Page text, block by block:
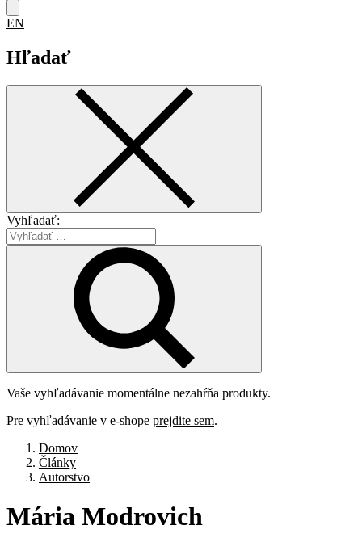
EN
Hľadať
Vyhľadať:
Vaše vyhľadávanie momentálne nezahŕňa produkty.
Pre vyhľadávanie v e-shope prejdite sem.
Domov
Články
Autorstvo
Mária Modrovich